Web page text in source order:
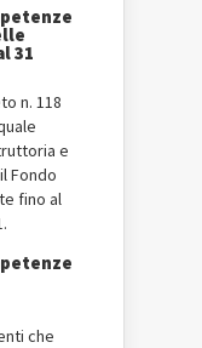
31
n. 118
e
Fondo
fino al
che